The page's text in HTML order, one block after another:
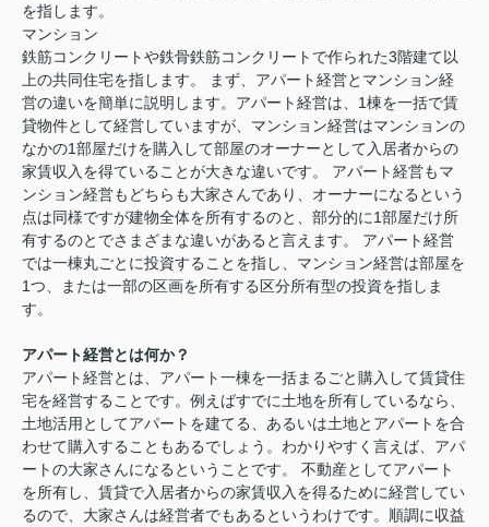
を指します。
マンション
鉄筋コンクリートや鉄骨鉄筋コンクリートで作られた3階建て以
上の共同住宅を指します。 まず、アパート経営とマンション経
営の違いを簡単に説明します。アパート経営は、1棟を一括で賃
貸物件として経営していますが、マンション経営はマンションの
なかの1部屋だけを購入して部屋のオーナーとして入居者からの
家賃収入を得ていることが大きな違いです。 アパート経営もマ
ンション経営もどちらも大家さんであり、オーナーになるという
点は同様ですが建物全体を所有するのと、部分的に1部屋だけ所
有するのとでさまざまな違いがあると言えます。 アパート経営
では一棟丸ごとに投資することを指し、マンション経営は部屋を
1つ、または一部の区画を所有する区分所有型の投資を指しま
す。
アパート経営とは何か？
アパート経営とは、アパート一棟を一括まるごと購入して賃貸住
宅を経営することです。例えばすでに土地を所有しているなら、
土地活用としてアパートを建てる、あるいは土地とアパートを合
わせて購入することもあるでしょう。わかりやすく言えば、アパ
ートの大家さんになるということです。 不動産としてアパート
を所有し、賃貸で入居者からの家賃収入を得るために経営してい
るので、大家さんは経営者でもあるというわけです。順調に収益